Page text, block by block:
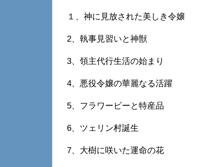
１、神に見放された美しき令嬢
2、執事見習いと神獣
3、領主代行生活の始まり
4、悪役令嬢の華麗なる活躍
5、フラワービーと特産品
6、ツェリン村誕生
7、大樹に咲いた運命の花